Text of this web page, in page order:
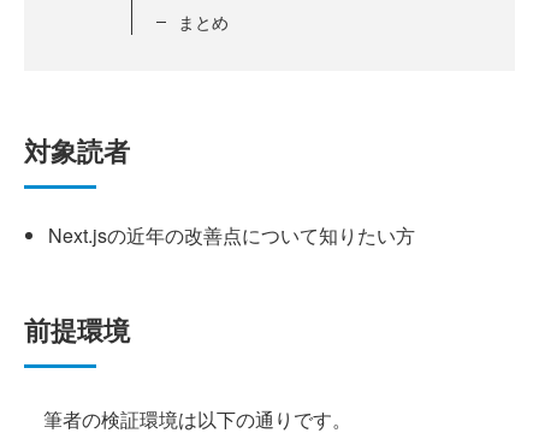
まとめ
対象読者
Next.jsの近年の改善点について知りたい方
前提環境
筆者の検証環境は以下の通りです。